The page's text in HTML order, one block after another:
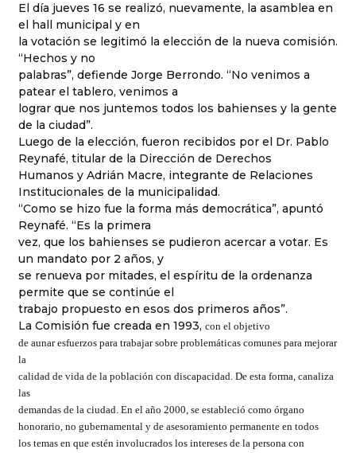
El día jueves 16 se realizó, nuevamente, la asamblea en
el hall municipal y en
la votación se legitimó la elección de la nueva comisión.
“Hechos y no
palabras”, defiende Jorge Berrondo. “No venimos a
patear el tablero, venimos a
lograr que nos juntemos todos los bahienses y la gente
de la ciudad”.
Luego de la elección, fueron recibidos por el Dr. Pablo
Reynafé, titular de la Dirección de Derechos
Humanos y Adrián Macre, integrante de Relaciones
Institucionales de la municipalidad.
“Como se hizo fue la forma más democrática”, apuntó
Reynafé. “Es la primera
vez, que los bahienses se pudieron acercar a votar. Es
un mandato por 2 años, y
se renueva por mitades, el espíritu de la ordenanza
permite que se continúe el
trabajo propuesto en esos dos primeros años”.
La Comisión fue creada en 1993, con el objetivo
de aunar esfuerzos para trabajar sobre problemáticas comunes para mejorar
la
calidad de vida de la población con discapacidad. De esta forma, canaliza
las
demandas de la ciudad. En el año 2000, se estableció como órgano
honorario, no gubernamental y de asesoramiento permanente en todos
los temas en que estén involucrados los intereses de la persona con